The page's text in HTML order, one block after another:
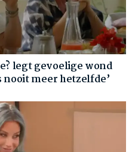
legt gevoelige wond
nooit meer hetzelfde’